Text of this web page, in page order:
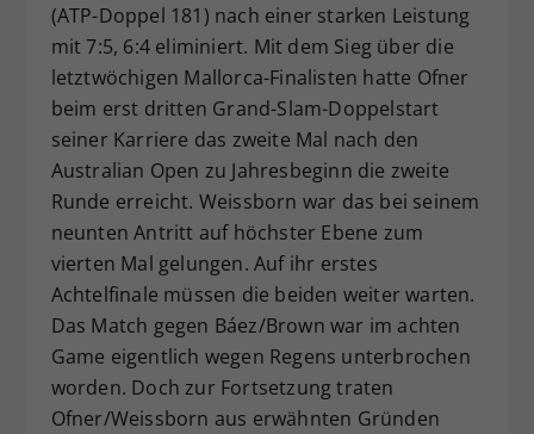
(ATP-Doppel 181) nach einer starken Leistung
mit 7:5, 6:4 eliminiert. Mit dem Sieg über die
letztwöchigen Mallorca-Finalisten hatte Ofner
beim erst dritten Grand-Slam-Doppelstart
seiner Karriere das zweite Mal nach den
Australian Open zu Jahresbeginn die zweite
Runde erreicht. Weissborn war das bei seinem
neunten Antritt auf höchster Ebene zum
vierten Mal gelungen. Auf ihr erstes
Achtelfinale müssen die beiden weiter warten.
Das Match gegen Báez/Brown war im achten
Game eigentlich wegen Regens unterbrochen
worden. Doch zur Fortsetzung traten
Ofner/Weissborn aus erwähnten Gründen